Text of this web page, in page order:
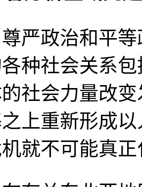
尊严政治和平
种社会关系
社会力量改
上重新形成
就不可能真